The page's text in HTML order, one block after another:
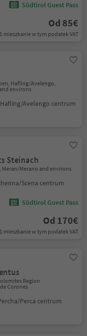
Südtirol Guest Pass
Od 85€
mieszkanie w tym podatek VAT
Hafling/Avelengo,
environs
Avelengo centrum
Steinach
Meran/Merano and environs
Scena centrum
Südtirol Guest Pass
Od 170€
mieszkanie w tym podatek VAT
Region
Corones
Perca centrum